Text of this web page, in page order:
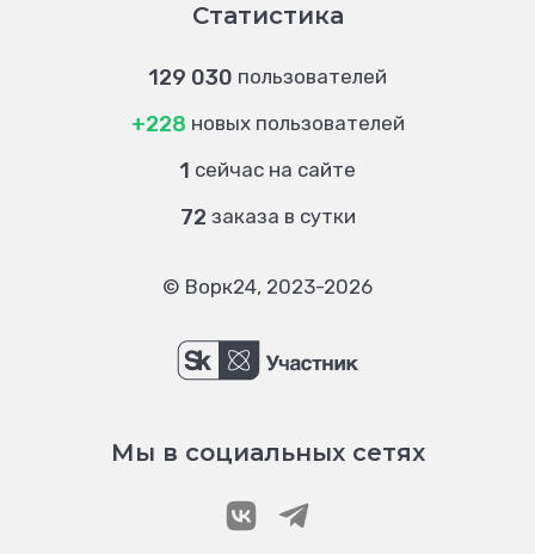
Статистика
129 030 пользователей
+228 новых пользователей
1 сейчас на сайте
72 заказа в сутки
© Ворк24, 2023-2026
Мы в социальных сетях